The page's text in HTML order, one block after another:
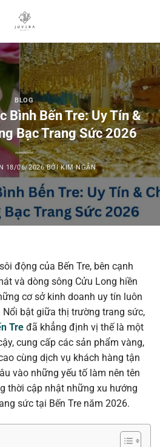
BLOG
Bình Bến Tre: Uy Tín &
Bạc Trang Sức 2026
18/06/2026 BỞIKIM NGÂN
động của Bến Tre, bên cạnh
và dòng sông Cửu Long hiền
cơ sở kinh doanh uy tín luôn
bật giữa thị trường trang sức,
Tre đã khẳng định vị thế là một
cung cấp các sản phẩm vàng,
cùng dịch vụ khách hàng tận
vào những yếu tố làm nên tên
thời cập nhật những xu hướng
sức tại Bến Tre năm 2026.